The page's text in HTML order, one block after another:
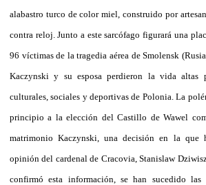
alabastro turco de color miel, construido por
contra reloj. Junto a este sarcófago figurará una
96 víctimas de la tragedia aérea de Smolensk
Kaczynski y su esposa perdieron la vida altas
culturales, sociales y deportivas de Polonia. La
principio a la elección del Castillo de Wawel
matrimonio Kaczynski, una decisión en la que
opinión del cardenal de Cracovia, Stanislaw
confirmó esta información, se han sucedido las